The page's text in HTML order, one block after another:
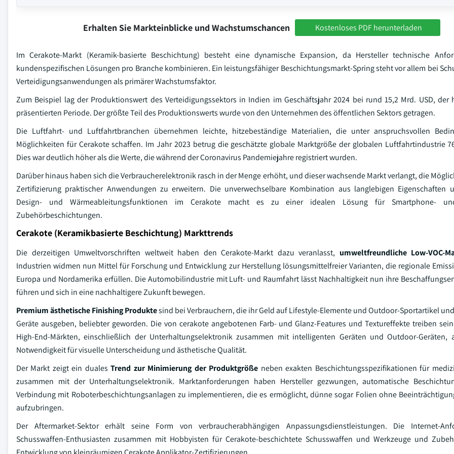
Erhalten Sie Markteinblicke und Wachstumschancen Kostenloses PDF herunterladen
Im Cerakote-Markt (Keramik-basierte Beschichtung) besteht eine dynamische Expansion, da Hersteller technische
kundenspezifischen Lösungen pro Branche kombinieren. Ein leistungsfähiger Beschichtungsmarkt-Spring steht vor allem bei
Verteidigungsanwendungen als primärer Wachstumsfaktor.
Zum Beispiel lag der Produktionswert des Verteidigungssektors in Indien im Geschäftsjahr 2024 bei rund 15,2 Mrd. USD, der
präsentierten Periode. Der größte Teil des Produktionswerts wurde von den Unternehmen des öffentlichen Sektors getragen.
Die Luftfahrt- und Luftfahrtbranchen übernehmen leichte, hitzebeständige Materialien, die unter anspruchsvollen
Möglichkeiten für Cerakote schaffen. Im Jahr 2023 betrug die geschätzte globale Marktgröße der globalen Luftfahrtindustrie
Dies war deutlich höher als die Werte, die während der Coronavirus Pandemiejahre registriert wurden.
Darüber hinaus haben sich die Verbraucherelektronik rasch in der Menge erhöht, und dieser wachsende Markt verlangt, die
Zertifizierung praktischer Anwendungen zu erweitern. Die unverwechselbare Kombination aus langlebigen Eigenschaften
Design- und Wärmeableitungsfunktionen im Cerakote macht es zu einer idealen Lösung für Smartphone-
Zubehörbeschichtungen.
Cerakote (Keramikbasierte Beschichtung) Markttrends
Die derzeitigen Umweltvorschriften weltweit haben den Cerakote-Markt dazu veranlasst, umweltfreundliche Low-VOC-
Industrien widmen nun Mittel für Forschung und Entwicklung zur Herstellung lösungsmittelfreier Varianten, die regionale
Europa und Nordamerika erfüllen. Die Automobilindustrie mit Luft- und Raumfahrt lässt Nachhaltigkeit nun ihre
führen und sich in eine nachhaltigere Zukunft bewegen.
Premium ästhetische Finishing Produktesind bei Verbrauchern, die ihr Geld auf Lifestyle-Elemente und Outdoor-Sportartikel
Geräte ausgeben, beliebter geworden. Die von cerakote angebotenen Farb- und Glanz-Features und Textureffekte treiben
High-End-Märkten, einschließlich der Unterhaltungselektronik zusammen mit intelligenten Geräten und Outdoor-Geräten,
Notwendigkeit für visuelle Unterscheidung und ästhetische Qualität.
Der Markt zeigt ein dualesTrend zur Minimierung der Produktgröße neben exakten Beschichtungsspezifikationen für
zusammen mit der Unterhaltungselektronik. Marktanforderungen haben Hersteller gezwungen, automatische
Verbindung mit Roboterbeschichtungsanlagen zu implementieren, die es ermöglicht, dünne sogar Folien ohne
aufzubringen.
Der Aftermarket-Sektor erhält seine Form von verbraucherabhängigen Anpassungsdienstleistungen. Die Internet-
Schusswaffen-Enthusiasten zusammen mit Hobbyisten für Cerakote-beschichtete Schusswaffen und Werkzeuge und